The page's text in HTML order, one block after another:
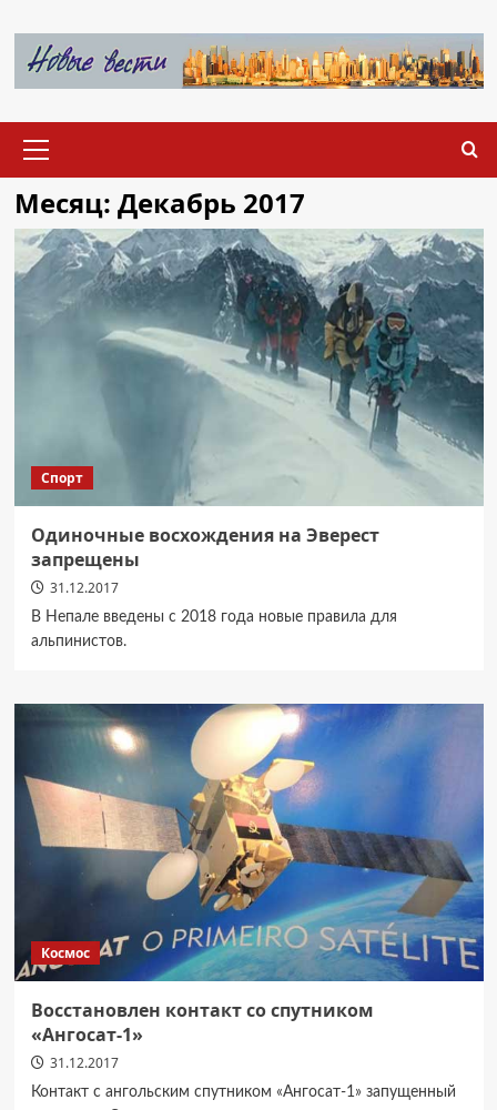
содержимому
меню
Месяц: Декабрь 2017
Спорт
Одиночные восхождения на Эверест
запрещены
31.12.2017
В Непале введены с 2018 года новые правила для
альпинистов.
Космос
Восстановлен контакт со спутником
«Ангосат-1»
31.12.2017
Контакт с ангольским спутником «Ангосат-1» запущенный